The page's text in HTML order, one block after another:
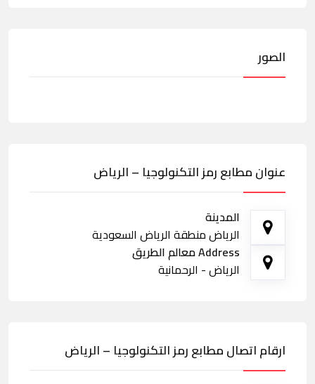
الصور
عنوان مطابع رمز التكنولوجيا – الرياض
المدينة
الرياض منطقة الرياض السعودية
Address معالم الطريق
الرياض - الرحمانية
ارقام اتصال مطابع رمز التكنولوجيا – الرياض